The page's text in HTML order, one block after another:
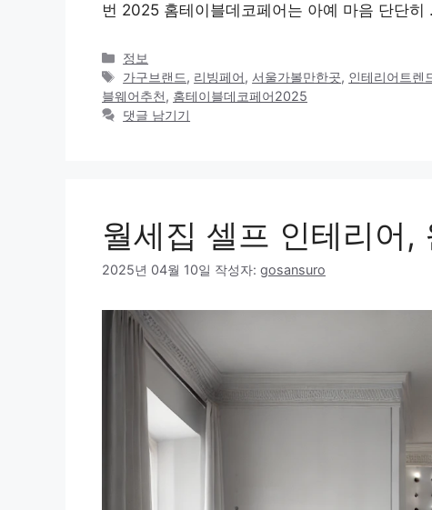
번 2025 홈테이블데코페어는 아예 마음 단단히
카
테
고
리
정보
태
그
가구브랜드, 리빙페어,서울가볼만한곳, 인테리어트렌
블웨어추천, 홈테이블데코페어2025
댓글 남기기
월세집 셀프 인테리어,
2025년 04월 10일 작성자: gosansuro